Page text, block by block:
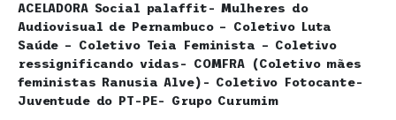
ACELADORA Social palaffit- Mulheres do
Audiovisual de Pernambuco – Coletivo Luta
Saúde – Coletivo Teia Feminista – Coletivo
ressignificando vidas- COMFRA (Coletivo mães
feministas Ranusia Alve)- Coletivo Fotocante-
Juventude do PT-PE- Grupo Curumim